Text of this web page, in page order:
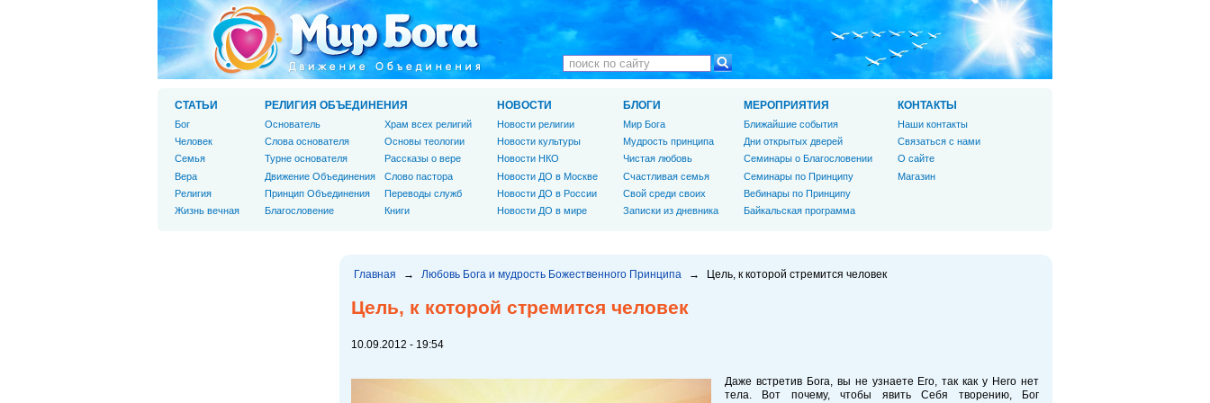
Главная → Любовь Бога и мудрость Божественного Принципа → Цель, к которой стремится человек
Цель, к которой стремится человек
10.09.2012 - 19:54
Даже встретив Бога, вы не узнаете Его, так как у Него нет
тела. Вот почему, чтобы явить Себя творению, Бог
СТАТЬИ
Бог
Человек
Cемья
Вера
Религия
Жизнь вечная
РЕЛИГИЯ ОБЪЕДИНЕНИЯ
Основатель
Слова основателя
Турне основателя
Движение Объединения
Принцип Объединения
Благословение
Храм всех религий
Основы теологии
Рассказы о вере
Слово пастора
Переводы служб
Книги
НОВОСТИ
Новости религии
Новости культуры
Новости НКО
Новости ДО в Москве
Новости ДО в России
Новости ДО в мире
БЛОГИ
Мир Бога
Мудрость принципа
Чистая любовь
Счастливая семья
Свой среди своих
Записки из дневника
МЕРОПРИЯТИЯ
Ближайшие события
Дни открытых дверей
Семинары о Благословении
Семинары по Принципу
Вебинары по Принципу
Байкальская программа
КОНТАКТЫ
Наши контакты
Связаться с нами
О сайте
Магазин